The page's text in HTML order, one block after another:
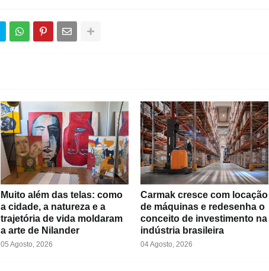
Muito além das telas: como
a cidade, a natureza e a
trajetória de vida moldaram
a arte de Nilander
05 Agosto, 2026
Carmak cresce com locação
de máquinas e redesenha o
conceito de investimento na
indústria brasileira
04 Agosto, 2026